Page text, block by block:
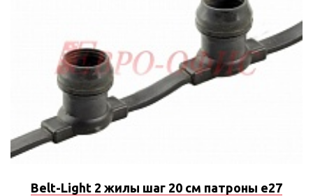
Belt-Light 2 жилы шаг 20 см патроны e27